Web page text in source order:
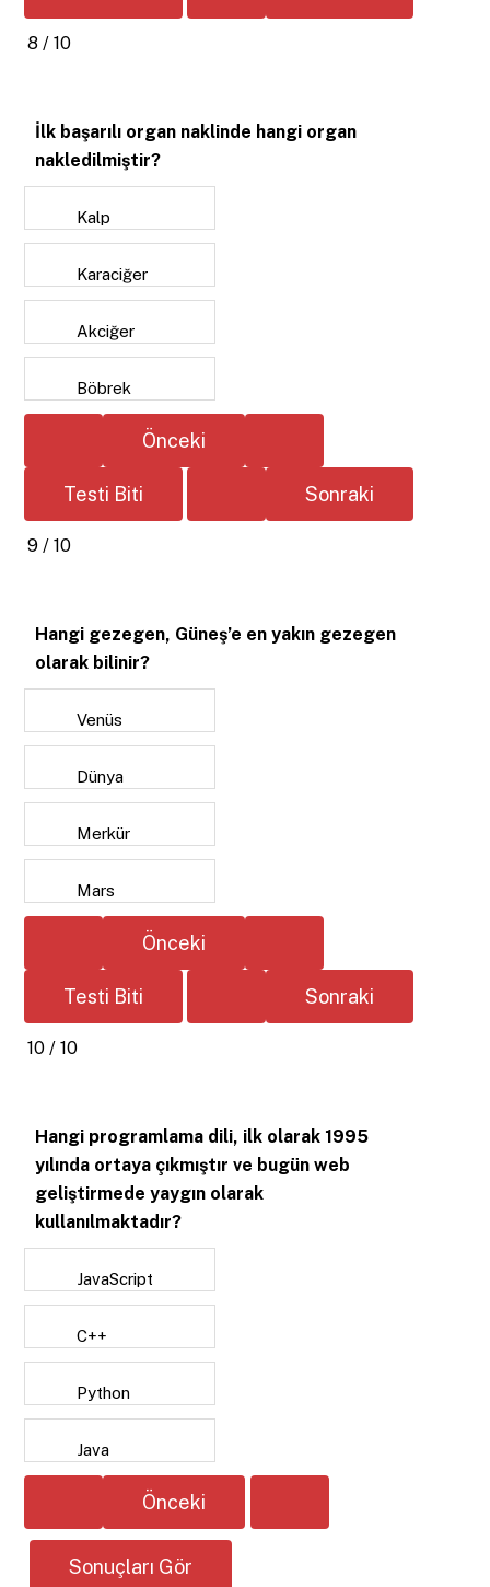
8 / 10
İlk başarılı organ naklinde hangi organ
nakledilmiştir?
Kalp
Karaciğer
Akciğer
Böbrek
9 / 10
Hangi gezegen, Güneş’e en yakın gezegen
olarak bilinir?
Venüs
Dünya
Merkür
Mars
10 / 10
Hangi programlama dili, ilk olarak 1995
yılında ortaya çıkmıştır ve bugün web
geliştirmede yaygın olarak
kullanılmaktadır?
JavaScript
C++
Python
Java